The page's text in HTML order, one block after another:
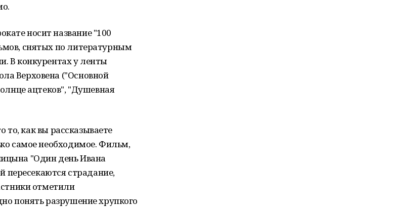
носит название "100
снятых по литературным
В конкурентах у ленты
Верховена ("Основной
ацтеков", "Душевная
то, как вы рассказываете
самое необходимое. Фильм,
"Один день Ивана
пересекаются страдание,
отметили
понять разрушение хрупкого